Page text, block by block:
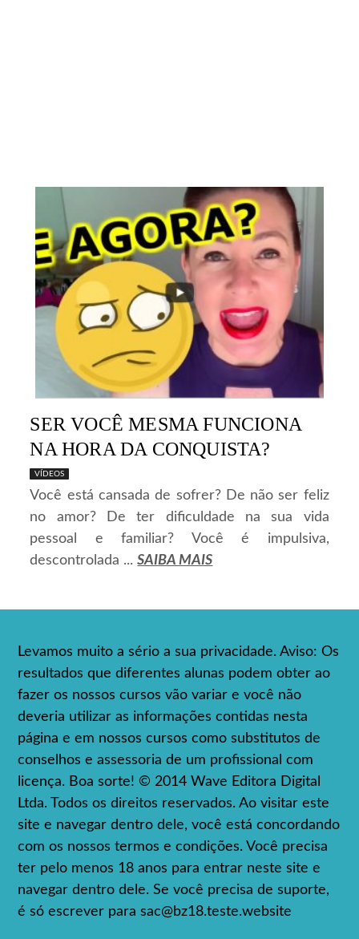
SER VOCÊ MESMA FUNCIONA
NA HORA DA CONQUISTA?
VÍDEOS
Você está cansada de sofrer? De não ser feliz
no amor? De ter dificuldade na sua vida
pessoal e familiar? Você é impulsiva,
descontrolada ...SAIBA MAIS
Levamos muito a sério a sua privacidade. Aviso: Os
resultados que diferentes alunas podem obter ao
fazer os nossos cursos vão variar e você não
deveria utilizar as informações contidas nesta
página e em nossos cursos como substitutos de
conselhos e assessoria de um profissional com
licença. Boa sorte! © 2014 Wave Editora Digital
Ltda. Todos os direitos reservados. Ao visitar este
site e navegar dentro dele, você está concordando
com os nossos termos e condições. Você precisa
ter pelo menos 18 anos para entrar neste site e
navegar dentro dele. Se você precisa de suporte,
é só escrever parasac@bz18.teste.website